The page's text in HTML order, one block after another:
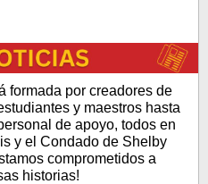
formada por creadores de
y maestros hasta
de apoyo, todos en
y el Condado de Shelby
comprometidos a
historias!